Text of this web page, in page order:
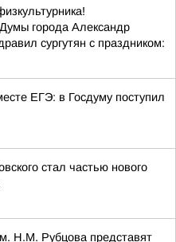
города Александр
сургутян с праздником:
ЕГЭ: в Госдуму поступил
стал частью нового
Н.М. Рубцова представят